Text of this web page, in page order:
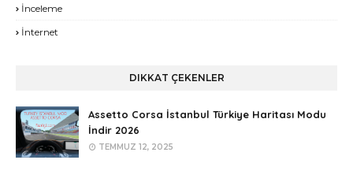
İnceleme
İnternet
DIKKAT ÇEKENLER
Assetto Corsa İstanbul Türkiye Haritası Modu
İndir 2026
TEMMUZ 12, 2025